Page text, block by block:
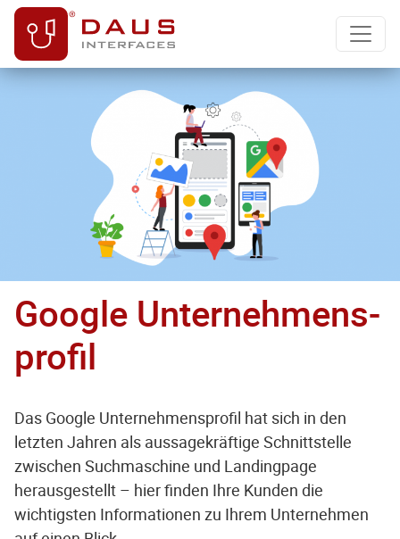
Google Unternehmens­
profil
Das Google Unternehmensprofil hat sich in den
letzten Jahren als aussagekräftige Schnittstelle
zwischen Suchmaschine und Landingpage
herausgestellt – hier finden Ihre Kunden die
wichtigsten Informationen zu Ihrem Unternehmen